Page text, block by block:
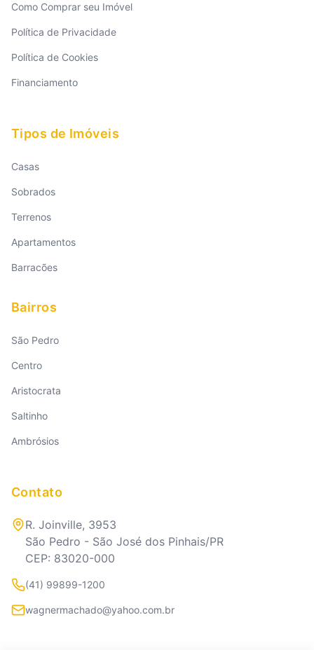
Como Comprar seu Imóvel
Política de Privacidade
Política de Cookies
Financiamento
Tipos de Imóveis
Casas
Sobrados
Terrenos
Apartamentos
Barracões
Bairros
São Pedro
Centro
Aristocrata
Saltinho
Ambrósios
Contato
R. Joinville, 3953
São Pedro - São José dos Pinhais/PR
CEP: 83020-000
(41) 99899-1200
wagnermachado@yahoo.com.br